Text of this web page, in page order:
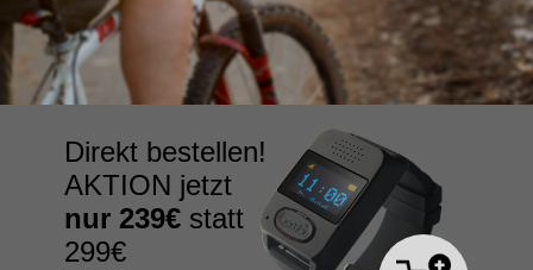
Direkt bestellen!
AKTION jetzt
nur 239€ statt
299€